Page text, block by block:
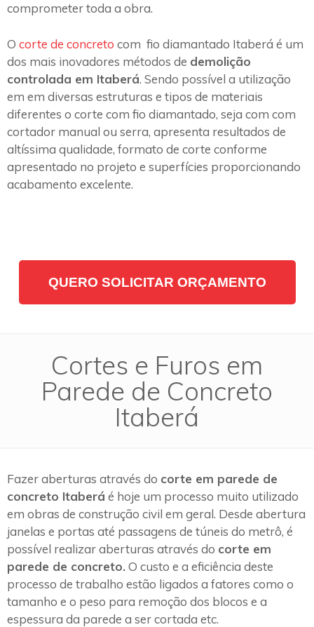
comprometer toda a obra.
O corte de concreto com fio diamantado Itaberá é um
dos mais inovadores métodos de demolição
controlada em Itaberá. Sendo possível a utilização
em em diversas estruturas e tipos de materiais
diferentes o corte com fio diamantado, seja com com
cortador manual ou serra, apresenta resultados de
altíssima qualidade, formato de corte conforme
apresentado no projeto e superfícies proporcionando
acabamento excelente.
QUERO SOLICITAR ORÇAMENTO
Cortes e Furos em
Parede de Concreto
Itaberá
Fazer aberturas através do corte em parede de
concreto Itaberá é hoje um processo muito utilizado
em obras de construção civil em geral. Desde abertura
janelas e portas até passagens de túneis do metrô, é
possível realizar aberturas através do corte em
parede de concreto. O custo e a eficiência deste
processo de trabalho estão ligados a fatores como o
tamanho e o peso para remoção dos blocos e a
espessura da parede a ser cortada etc.